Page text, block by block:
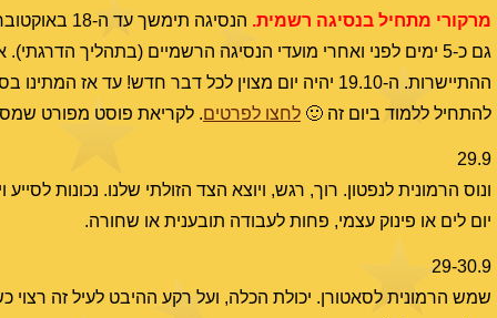
מרקורי מתחיל בנסיגה רשמית.
הנסיגה
גם כ-5 ימים לפני ואחרי מועדי הנסיגה הרשמיים (בתהליך
ההתיישרות. ה-19.10 יהיה יום מצוין לכל דבר חדש! עד אז המתינו בסבלנות. אני למשל פותח קורס ל
להתחיל ללמוד ביום זה 🙂 לחצו לפרטים. לקריאת פוסט מפורט
29.9
ונוס הרמונית לנפטון. רוך, רגש, ויוצא הצד הזולתי שלנו. נכונות
יום לים או פינוק עצמי, פחות לעבודה תובענית או שחורה.
29-30.9
שמש הרמונית לסאטורן. יכולת הכלה, ועל רקע ההיבט לעיל זה